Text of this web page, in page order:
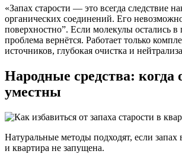
«Запах старости — это всегда следствие
органических соединений. Его
поверхностно”. Если молекулы остались в
проблема вернётся. Работает только
источников, глубокая очистка и
Народные средства: когда
уместны
Натуральные методы подходят, если
и квартира не запущена.